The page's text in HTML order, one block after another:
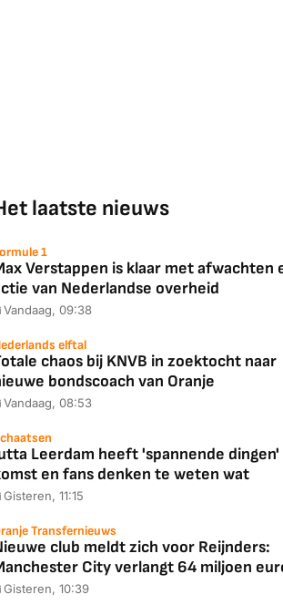
laatste nieuws
1
Verstappen is klaar met afwachten
van Nederlandse overheid
Vandaag, 09:38
elftal
chaos bij KNVB in zoektocht naar
bondscoach van Oranje
Vandaag, 08:53
Leerdam heeft 'spannende dingen'
en fans denken te weten wat
Gisteren, 11:15
Transfernieuws
club meldt zich voor Reijnders:
City verlangt 64 miljoen
Gisteren, 10:39